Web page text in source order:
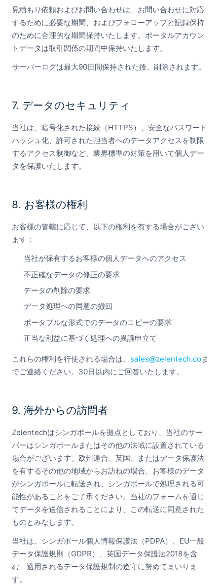
見積もり依頼およびお問い合わせは、お問い合わせに対応
するために必要な期間、およびフォローアップと記録保持
のために合理的な期間保持いたします。ポータルアカウン
トデータは取引関係の期間中保持いたします。
サーバーログは最大90日間保持された後、削除されます。
7. データのセキュリティ
当社は、暗号化された接続（HTTPS）、安全なパスワード
ハッシュ化、許可された担当者へのデータアクセスを制限
するアクセス制御など、業界標準の対策を用いて個人デー
タを保護いたします。
8. お客様の権利
お客様の管轄に応じて、以下の権利を有する場合がござい
ます：
当社が保有するお客様の個人データへのアクセス
不正確なデータの修正の要求
データの削除の要求
データ処理への同意の撤回
ポータブルな形式でのデータのコピーの要求
正当な利益に基づく処理への異議申立て
これらの権利を行使される場合は、 sales@zelentech.coま
でご連絡ください。30日以内にご回答いたします。
9. 海外からの訪問者
Zelentechはシンガポールを拠点としており、当社のサー
バーはシンガポールまたはその他の法域に設置されている
場合がございます。欧州連合、英国、またはデータ保護法
を有するその他の地域からお訪ねの場合、お客様のデータ
がシンガポールに転送され、シンガポールで処理される可
能性があることをご了承ください。当社のフォームを通じ
てデータを送信されることにより、この転送に同意された
ものとみなします。
当社は、シンガポール個人情報保護法（PDPA）、EU一般
データ保護規則（GDPR）、英国データ保護法2018を含
む、適用されるデータ保護規制の遵守に努めてまいりま
す。